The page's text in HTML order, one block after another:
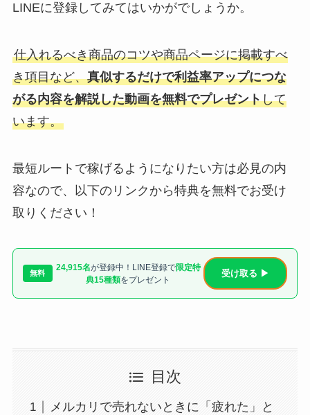
LINEに登録してみてはいかがでしょうか。
仕入れるべき商品のコツや商品ページに掲載すべ
き項目など、真似するだけで利益率アップにつな
がる内容を解説した動画を無料でプレゼントして
います。
最短ルートで稼げるようになりたい方は必見の内
容なので、以下のリンクから特典を無料でお受け
取りください！
無料
24,915名が登録中！LINE登録で限定特
典15種類をプレゼント
受け取る ▶
目次
メルカリで売れないときに「疲れた」と